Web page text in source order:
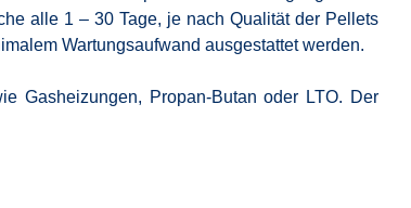
alle 1 – 30 Tage, je nach Qualität der Pellets
Wartungsaufwand ausgestattet werden.
Gasheizungen, Propan-Butan oder LTO. Der